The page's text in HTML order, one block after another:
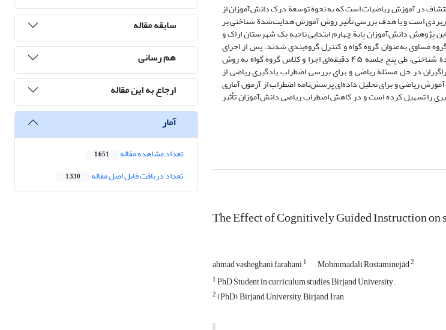
در آموزش ریاضیات است که به نحوة توسعة درک دانش‌آموزان از
است و با هدف بررسی تأثیر روش آموزش هدایت‌شدة شناختی بر
دانش‌آموزان پایة چهارم ابتدایی ناحیه یک شهرستان اراک و
مساوی به‌عنوان گروه گواه و کنترل گروه‌بندی شدند. پس از اجرای
پیش‌آزمون اضطراب یادگیری ریاضی در هر دو گروه، برای گروه آزمایش، کلاس به شیوه آموزش هدایت‌شدة شناختی، طی پنج جلسه ۴۵ دقیقه‌ای اجرا و کلاس گروه گواه به روش
در حل مسئلة ریاضی و برای بررسی اضطراب یادگیری ریاضی از
ریاضی و برای تحلیل داده‌ای پرسش‌نامه اضطراب از آزمون آماری
را تسهیل کرده است و در کاهش اضطراب ریاضی دانش‌آموزان تأثیر
The Effect of Cognitively Guided Instruction
ahmad vasheghani farahani1 Mohmmadali Rostaminejād2
1PhD Student in curriculum studies, Birjand University.
2(PhD), Birjand University, Birjand, Iran
سابقه مقاله
هم رسانی
ارجاع به این مقاله
آمار
تعداد مشاهده مقاله 1,651
تعداد دریافت فایل اصل مقاله 1,330